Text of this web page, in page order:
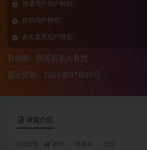
普通用户用户特权：
会员用户特权：
永久会员用户特权：
有效期：购买后永久有效
最近更新：2026年07月20日
详情介绍